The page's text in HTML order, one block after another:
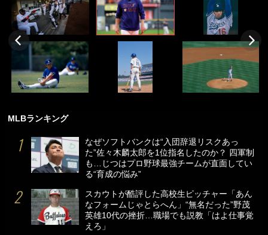
MLBランキング
なぜソフトバンクは“入団辞退リスクあっ
た”佐々木麟太郎を1位指名したのか？ 四軍制
も…じつはプロ野球最強チームが直面してい
る“育成の悩み”
スカウトが酷評した高校生ピッチャー「あん
なフォームじゃとらへん」“無名だった”野茂
英雄10代の挫折…職場でも説教「はよ仕事覚
えろ」